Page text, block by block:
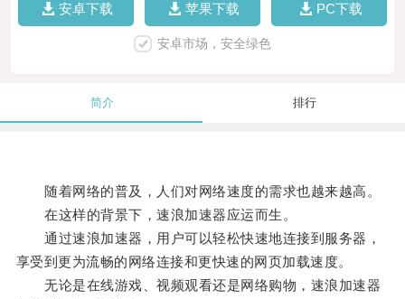
安卓下载 苹果下载 PC下载
安卓市场，安全绿色
简介 排行
随着网络的普及，人们对网络速度的需求也越来越高。
在这样的背景下，速浪加速器应运而生。
通过速浪加速器，用户可以轻松快速地连接到服务器，
享受到更为流畅的网络连接和更快速的网页加载速度。
无论是在线游戏、视频观看还是网络购物，速浪加速器